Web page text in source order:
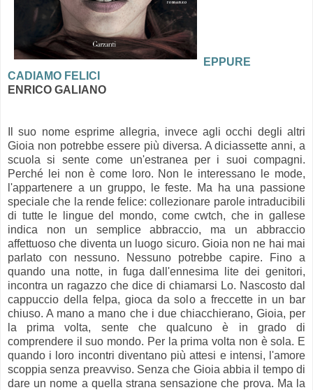
EPPURE
CADIAMO FELICI
ENRICO GALIANO
Il suo nome esprime allegria, invece agli occhi degli altri
Gioia non potrebbe essere più diversa. A diciassette anni, a
scuola si sente come un'estranea per i suoi compagni.
Perché lei non è come loro. Non le interessano le mode,
l'appartenere a un gruppo, le feste. Ma ha una passione
speciale che la rende felice: collezionare parole intraducibili
di tutte le lingue del mondo, come cwtch, che in gallese
indica non un semplice abbraccio, ma un abbraccio
affettuoso che diventa un luogo sicuro. Gioia non ne hai mai
parlato con nessuno. Nessuno potrebbe capire. Fino a
quando una notte, in fuga dall'ennesima lite dei genitori,
incontra un ragazzo che dice di chiamarsi Lo. Nascosto dal
cappuccio della felpa, gioca da solo a freccette in un bar
chiuso. A mano a mano che i due chiacchierano, Gioia, per
la prima volta, sente che qualcuno è in grado di
comprendere il suo mondo. Per la prima volta non è sola. E
quando i loro incontri diventano più attesi e intensi, l'amore
scoppia senza preavviso. Senza che Gioia abbia il tempo di
dare un nome a quella strana sensazione che prova. Ma la